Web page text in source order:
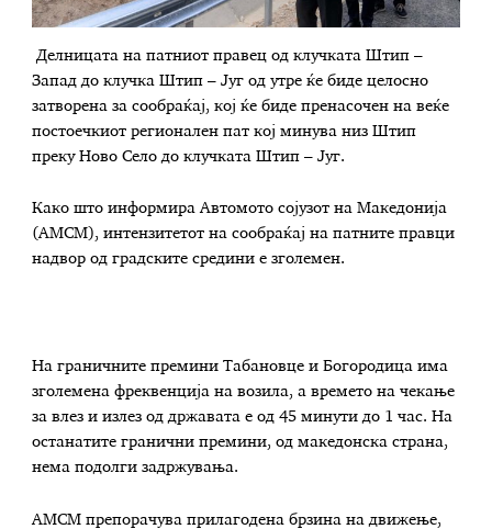
Делницата на патниот правец од клучката Штип –
Запад до клучка Штип – Југ од утре ќе биде целосно
затворена за сообраќај, кој ќе биде пренасочен на веќе
постоечкиот регионален пат кој минува низ Штип
преку Ново Село до клучката Штип – Југ.
Како што информира Автомото сојузот на Македонија
(АМСМ), интензитетот на сообраќај на патните правци
надвор од градските средини е зголемен.
На граничните премини Табановце и Богородица има
зголемена фреквенција на возила, а времето на чекање
за влез и излез од државата е од 45 минути до 1 час. На
останатите гранични премини, од македонска страна,
нема подолги задржувања.
АМСМ препорачува прилагодена брзина на движење,